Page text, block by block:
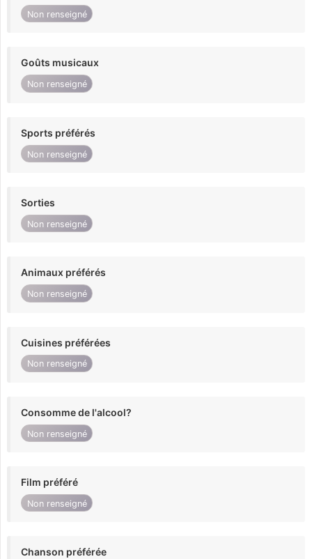
Non renseigné
Goûts musicaux
Non renseigné
Sports préférés
Non renseigné
Sorties
Non renseigné
Animaux préférés
Non renseigné
Cuisines préférées
Non renseigné
Consomme de l'alcool?
Non renseigné
Film préféré
Non renseigné
Chanson préférée